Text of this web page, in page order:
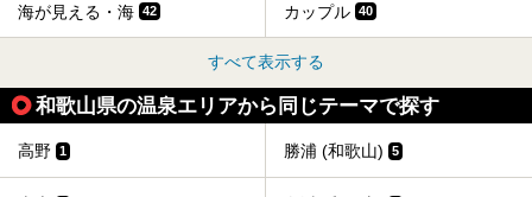
海が見える・海 42 カップル 40
すべて表示する
和歌山県の温泉エリアから同じテーマで探す
高野 1 勝浦 (和歌山) 5